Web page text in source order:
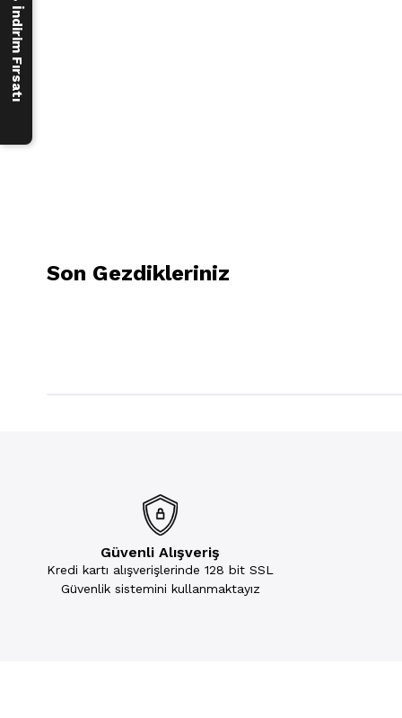
Son Gezdikleriniz
Güvenli Alışveriş
Kredi kartı alışverişlerinde 128 bit SSL
Güvenlik sistemini kullanmaktayız
250 ₺ İndirim Fırsatı